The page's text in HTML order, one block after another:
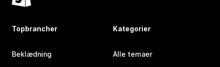
Topbrancher
Beklædning
Kategorier
Alle temaer